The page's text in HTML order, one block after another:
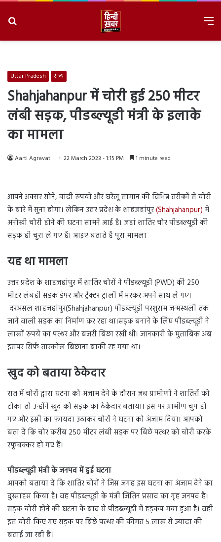
Uttar Pradesh राज्य
Shahjahanpur में चोरी हुई 250 मीटर
लंबी सड़क, पीडब्ल्यूडी मंत्री के इलाके
का मामला
Aarti Agravat 22 March 2023 - 1:15 PM 1 minute read
आपने अक्सर सोने, चांदी रुपयों और घरेलू सामान की विभिन्न तरीकों से चोरी
के बारे में सुना होगा। लेकिन उत्तर प्रदेश के शाहजहांपुर(Shahjahanpur) में
अनोखी चोरी होने की घटना सामने आई है। जहां शातिर चोर पीडब्ल्यूडी की
सड़क ही चुरा ले गए हैं। आइए बताते हैं पूरा मामला
यह था मामला
उत्तर प्रदेश के शाहजहांपुर में शातिर चोरों ने पीडब्ल्यूडी (PWD) की 250
मीटर लंबही सड़क डंपर और ट्रैक्टर ट्राली में भरकर अपने साथ ले गए।
दरअसल शाहजहांपुर(Shahjahanpur) पीडब्ल्यूडी परशुराम जन्मस्थली तक
जाने वाली सड़क का निर्माण कर रहा था।सड़क बनाने के लिए पीडब्ल्यूडी ने
लाखों रुपये का पत्थर और बजरी बिछा रखी थी। जानकारी के मुताबिक अब
इसपर सिर्फ तारकोल बिछाना बाकी रह गया था।
खुद को बताया ठेकेदार
रात में चोरों द्वारा घटना को अंजाम देने के दौरान जब ग्रामीणों ने शातिरों को
टोका तो उन्होंने खुद को सड़क का ठेकेदार बताया। इस पर ग्रामीण चुप हो
गए और इसी का फायदा उठाकर चोरों ने घटना को अंजाम दिया। आपको
बता दें कि चोर करीब 250 मीटर लंबी सड़क पर बिछे पत्थर को चोरी करके
रफूचक्कर हो गए हैं।
पीडब्ल्यूडी मंत्री के जनपद में हुई घटना
आपको बताया दें कि शातिर चोरों ने जिस जगह इस घटना का अंजाम देने का
दुस्साहस किया है। वह पीडब्ल्यूडी के मंत्री जितिन प्रसाद का गृह जनपद है।
सड़क चोरी होने की घटना के बाद से पीडब्ल्यूडी में हड़कंप मचा हुआ है। वहीं
इस चोरी किए गए सड़क पर बिछे पत्थर की कीमत 5 लाख से ज्यादा की
बताई जा रही है।